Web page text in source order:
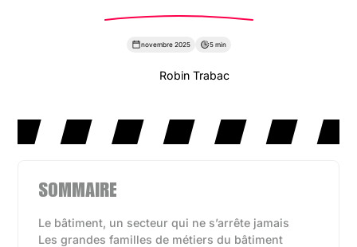
novembre 2025 5 min
Robin Trabac
SOMMAIRE
Le bâtiment, un secteur qui ne s’arrête jamais
Les grandes familles de métiers du bâtiment